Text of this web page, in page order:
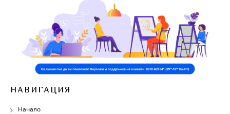
НАВИГАЦИЯ
Начало